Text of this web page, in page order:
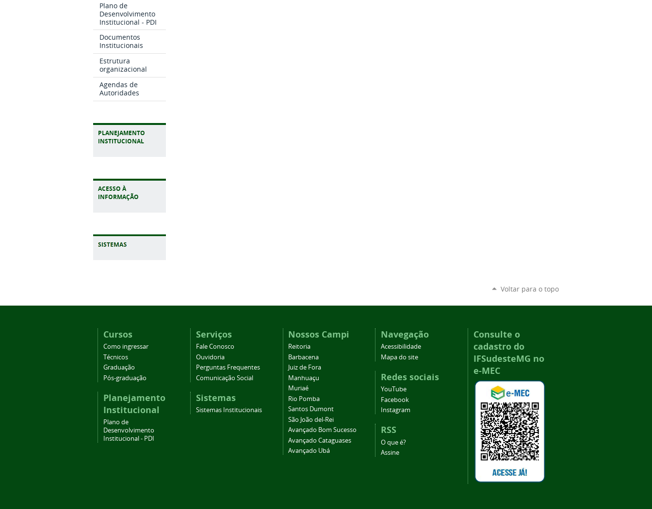
Plano de
Desenvolvimento
Institucional - PDI
Documentos
Institucionais
Estrutura
organizacional
Agendas de
Autoridades
PLANEJAMENTO
INSTITUCIONAL
ACESSO À
INFORMAÇÃO
Voltar para o topo
Cursos
Como ingressar
Técnicos
Graduação
Pós-graduação
Planejamento
Institucional
Plano de
Desenvolvimento
Institucional - PDI
Serviços
Fale Conosco
Ouvidoria
Perguntas Frequentes
Comunicação Social
Sistemas
Sistemas Institucionais
Nossos Campi
Reitoria
Barbacena
Juiz de Fora
Manhuaçu
Muriaé
Rio Pomba
Santos Dumont
São João del-Rei
Avançado Bom Sucesso
Avançado Cataguases
Avançado Ubá
Navegação
Acessibilidade
Mapa do site
Redes sociais
YouTube
Facebook
Instagram
RSS
O que é?
Assine
Consulte o
cadastro do
IFSudesteMG no
e-MEC